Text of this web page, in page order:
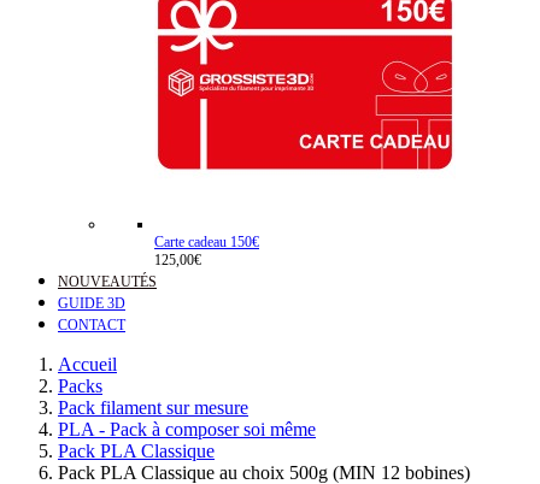
Carte cadeau 150€
125,00€
NOUVEAUTÉS
GUIDE 3D
CONTACT
Accueil
Packs
Pack filament sur mesure
PLA - Pack à composer soi même
Pack PLA Classique
Pack PLA Classique au choix 500g (MIN 12 bobines)